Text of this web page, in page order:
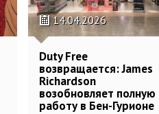
14.04.2026
Duty Free
возвращается: James
Richardson
возобновляет полную
работу в Бен-Гурионе